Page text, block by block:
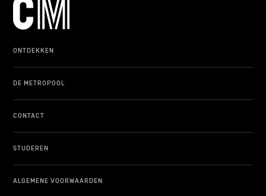
ONTDEKKEN
DE METROPOOL
CONTACT
STUDEREN
ALGEMENE VOORWAARDEN